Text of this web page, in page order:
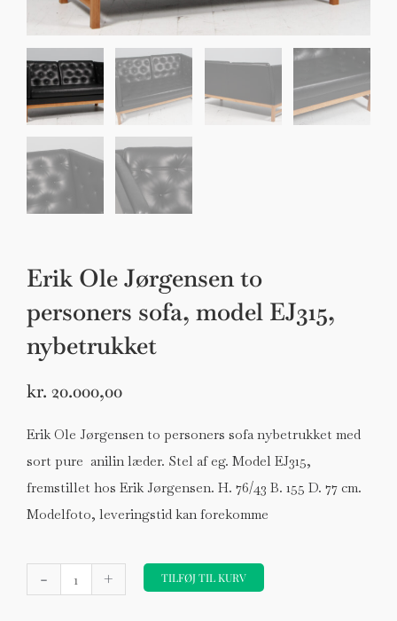
Sko til Arne Jacobsen stole
Stole
DKK 100,00
Erik Ole Jørgensen to
personers sofa, model EJ315,
nybetrukket
kr. 20.000,00
Erik Ole Jørgensen to personers sofa nybetrukket med
sort pure anilin læder. Stel af eg. Model EJ315,
fremstillet hos Erik Jørgensen. H. 76/43 B. 155 D. 77 cm.
Modelfoto, leveringstid kan forekomme
-
Ole
Jørgensen
+ TILFØJ TIL KURV